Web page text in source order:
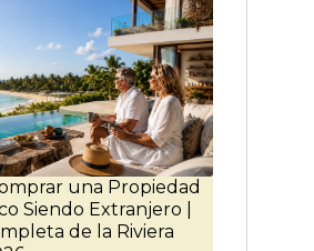
una Propiedad
Siendo Extranjero |
de la Riviera